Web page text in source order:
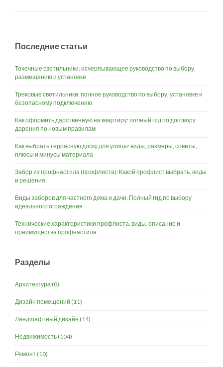
Последние статьи
Точечные светильники: исчерпывающее руководство по выбору,
размещению и установке
Трековые светильники: полное руководство по выбору, установке и
безопасному подключению
Как оформить дарственную на квартиру: полный гид по договору
дарения по новым правилам
Как выбрать террасную доску для улицы: виды, размеры, советы,
плюсы и минусы материала
Забор из профнастила (профлиста): Какой профлист выбрать, виды
и решения
Виды заборов для частного дома и дачи: Полный гид по выбору
идеального ограждения
Технические характеристики профлиста: виды, описание и
преимущества профнастила
Разделы
Архитектура (0)
Дизайн помещений (11)
Ландшафтный дизайн (14)
Недвижимость(104)
Ремонт(10)